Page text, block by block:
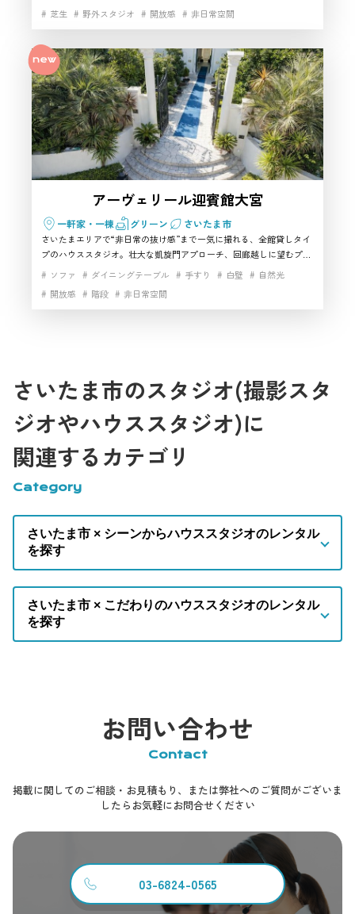
内はコンパクトでもメイクルーム付きで拠点性が高く、アウトドアや
ススタジオ・レンタルスタジオです
芝生
野外スタジオ 開放感 非日常空間
アーヴェリール迎賓館大宮
一軒家・一棟 グリーン さいたま市
さいたまエリアで“非日常の抜け感”まで一気に撮れる、全館貸しタイ
プのハウススタジオ。壮大な凱旋門アプローチ、回廊越しに望むプー
ル、ガラス張りバンケットなど、場面転換が早く撮影スタジオ案件の
応しやすく、さいたまでスケール感と導線を重視する制作チームにお
ソファ ダイニングテーブル 手すり 白壁
自然光
開放感
階段 非日常空間
さいたま市のスタジオ(撮影スタ
ジオやハウススタジオ)に
関連するカテゴリ
Category
さいたま市 × シーンからハウススタジオのレンタル
を探す
さいたま市 × こだわりのハウススタジオのレンタル
を探す
お問い合わせ
Contact
掲載に関してのご相談・お見積もり、または弊社へのご質問がございま
したらお気軽にお問合せください
03-6824-0565